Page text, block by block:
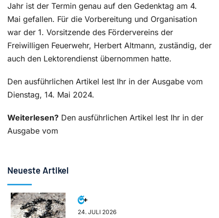
Jahr ist der Termin genau auf den Gedenktag am 4.
Mai gefallen. Für die Vorbereitung und Organisation
war der 1. Vorsitzende des Fördervereins der
Freiwilligen Feuerwehr, Herbert Altmann, zuständig, der
auch den Lektorendienst übernommen hatte.
Den ausführlichen Artikel lest Ihr in der Ausgabe vom
Dienstag, 14. Mai 2024.
Weiterlesen? Den ausführlichen Artikel lest Ihr in der
Ausgabe vom
Neueste Artikel
24. JULI 2026